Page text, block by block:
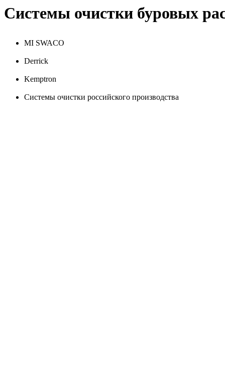
Системы очистки буровых
MI SWACO
Derrick
Kemptron
Системы очистки российского производства